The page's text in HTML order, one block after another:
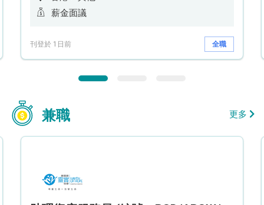
薪金面議
刊登於 1日前 全職
兼職 更多